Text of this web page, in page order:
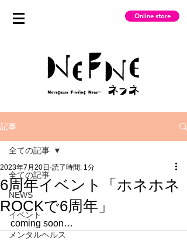
Online store
記事
全ての記事
NEWS
イベント
メンタルヘルス
全ての記事
6周年イベント「ホネホネ
ROCKで6周年」
2023年7月20日 読了時間: 1分
coming soon…